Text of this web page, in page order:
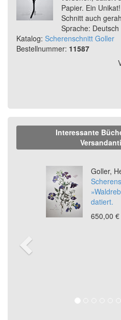
Papier. Ein
Schnitt auch
Sprache: Deutsch
Katalog: Scherenschnitt Goller
Bestellnummer: 11587
Interessante
Goller,
datiert.
650,00 €
Previous